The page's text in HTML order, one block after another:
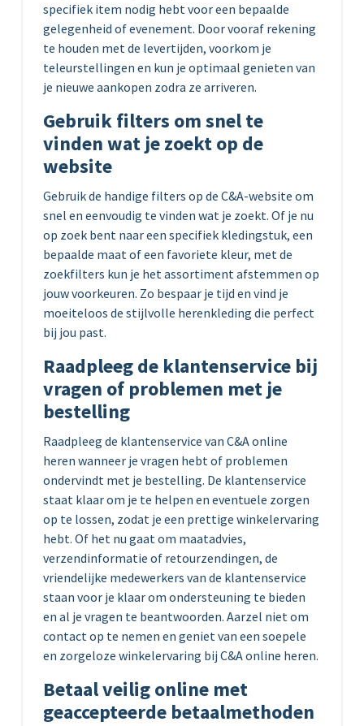
specifiek item nodig hebt voor een bepaalde
gelegenheid of evenement. Door vooraf rekening
te houden met de levertijden, voorkom je
teleurstellingen en kun je optimaal genieten van
je nieuwe aankopen zodra ze arriveren.
Gebruik filters om snel te
vinden wat je zoekt op de
website
Gebruik de handige filters op de C&A-website om
snel en eenvoudig te vinden wat je zoekt. Of je nu
op zoek bent naar een specifiek kledingstuk, een
bepaalde maat of een favoriete kleur, met de
zoekfilters kun je het assortiment afstemmen op
jouw voorkeuren. Zo bespaar je tijd en vind je
moeiteloos de stijlvolle herenkleding die perfect
bij jou past.
Raadpleeg de klantenservice bij
vragen of problemen met je
bestelling
Raadpleeg de klantenservice van C&A online
heren wanneer je vragen hebt of problemen
ondervindt met je bestelling. De klantenservice
staat klaar om je te helpen en eventuele zorgen
op te lossen, zodat je een prettige winkelervaring
hebt. Of het nu gaat om maatadvies,
verzendinformatie of retourzendingen, de
vriendelijke medewerkers van de klantenservice
staan ​​voor je klaar om ondersteuning te bieden
en al je vragen te beantwoorden. Aarzel niet om
contact op te nemen en geniet van een soepele
en zorgeloze winkelervaring bij C&A online heren.
Betaal veilig online met
geaccepteerde betaalmethoden